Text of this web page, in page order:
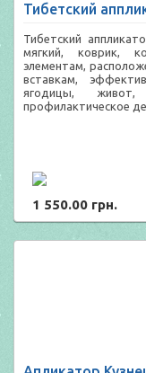
1 550.00 грн.
Тибетский
Тибетский
мягкий, коврик,
элементам,
вставкам,
ягодицы,
профилактическое